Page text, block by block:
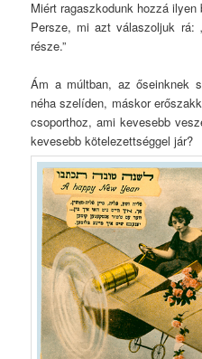
Miért ragaszkodunk hozzá
Persze, mi azt válaszoljuk rá:
része.”
Ám a múltban, az őseinknek
néha szelíden, máskor
csoporthoz, ami kevesebb
kevesebb kötelezettséggel jár?